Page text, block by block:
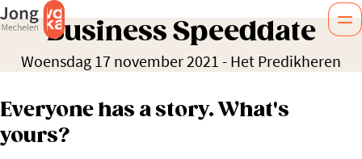
Business Speeddate
Woensdag 17 november 2021 - Het Predikheren
Everyone has a story. What's
yours?